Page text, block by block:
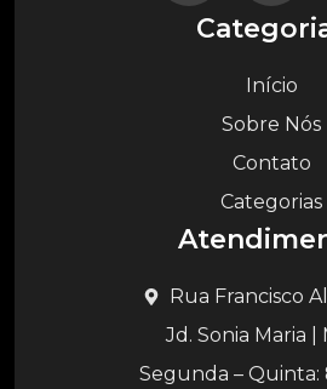
Início
Sobre Nós
Contato
Categorias
Rua Francisco
Jd. Sonia Maria |
Segunda – Quinta: